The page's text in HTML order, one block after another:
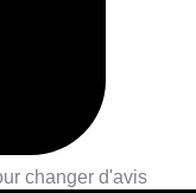
changer d'avis